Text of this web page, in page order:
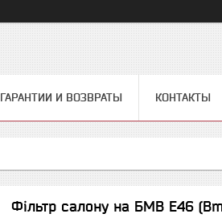
ГАРАНТИИ И ВОЗВРАТЫ КОНТАКТЫ
Фільтр салону на БМВ Е46